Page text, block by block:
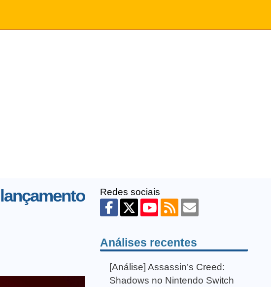
Redes sociais
Análises recentes
[Análise] Assassin’s Creed:
Shadows no Nintendo Switch